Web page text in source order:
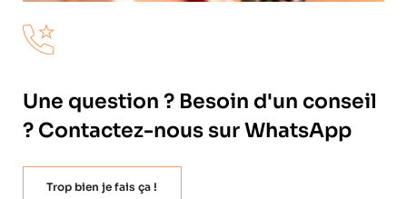
Une question ? Besoin d'un conseil
? Contactez-nous sur WhatsApp
Trop bien je fais ça !